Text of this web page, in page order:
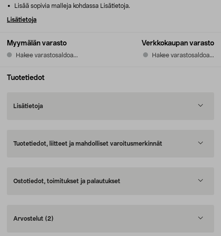
Myymälän varasto
Hakee varastosaldoa...
Verkkokaupan varasto
Hakee varastosaldoa...
Lisää sopivia malleja kohdassa Lisätietoja.
Lisätietoja
Tuotetiedot
Lisätietoja
Tuotetiedot, liitteet ja mahdolliset varoitusmerkinnät
Ostotiedot, toimitukset ja palautukset
Arvostelut (2)